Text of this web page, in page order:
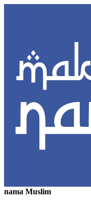
nama Muslim